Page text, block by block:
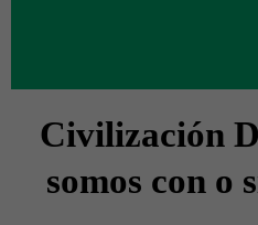
Civilización
somos con o